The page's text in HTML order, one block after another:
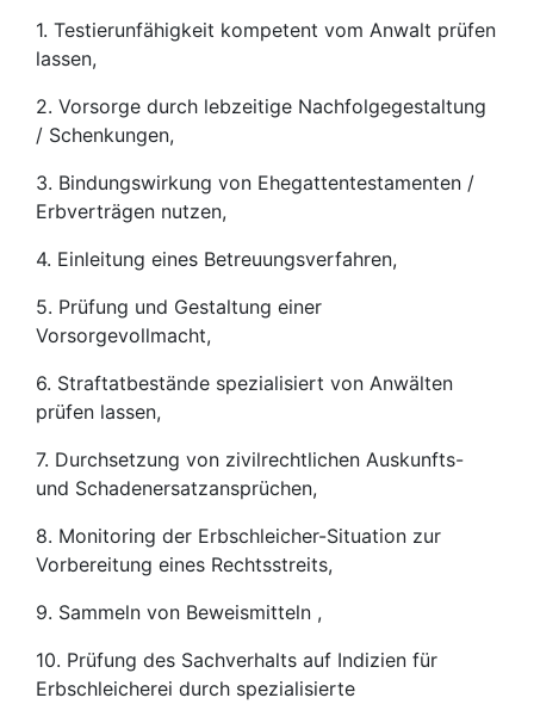
1. Testierunfähigkeit kompetent vom Anwalt prüfen
lassen,
2. Vorsorge durch lebzeitige Nachfolgegestaltung
/ Schenkungen,
3. Bindungswirkung von Ehegattentestamenten /
Erbverträgen nutzen,
4. Einleitung eines Betreuungsverfahren,
5. Prüfung und Gestaltung einer
Vorsorgevollmacht,
6. Straftatbestände spezialisiert von Anwälten
prüfen lassen,
7. Durchsetzung von zivilrechtlichen Auskunfts-
und Schadenersatzansprüchen,
8. Monitoring der Erbschleicher-Situation zur
Vorbereitung eines Rechtsstreits,
9. Sammeln von Beweismitteln ,
10. Prüfung des Sachverhalts auf Indizien für
Erbschleicherei durch spezialisierte